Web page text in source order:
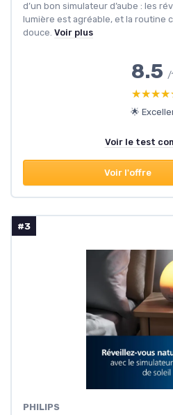
d’un bon simulateur d’aube : les
lumière est agréable, et la routine
douce. Voir plus
8.5 /
🌟
Voir le test
Voir l'offre
#3
PHILIPS